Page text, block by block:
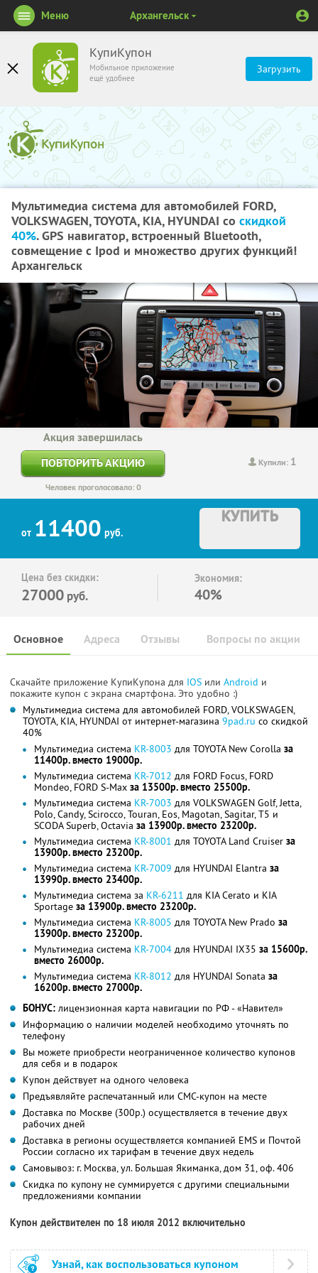
КупиКупон
Мобильное приложение
ещё удобнее
Загрузить
Меню Архангельск
Мультимедиа система для автомобилей FORD,
VOLKSWAGEN, TOYOTA, KIA, HYUNDAI со скидкой
40%. GPS навигатор, встроенный Bluetooth,
совмещение с Ipod и множество других функций!
Архангельск
Купили: 1
Акция завершилась
ПОВТОРИТЬ АКЦИЮ
Человек проголосовало: 0
от 11400 руб.
КУПИТЬ
Цена без скидки:
27000 руб.
Экономия:
40%
Основное Отзывы Вопросы по акции
Адреса
Скачайте приложение КупиКупона для IOS или Android и
покажите купон с экрана смартфона. Это удобно :)
Мультимедиа система для автомобилей FORD, VOLKSWAGEN,
TOYOTA, KIA, HYUNDAI от интернет-магазина 9pad.ru со скидкой
40%
Мультимедиа система KR-8003 для TOYOTA New Corolla за
11400р. вместо 19000р.
Мультимедиа система KR-7012 для FORD Focus, FORD
Mondeo, FORD S-Max за 13500р. вместо 25500р.
Мультимедиа система KR-7003 для VOLKSWAGEN Golf, Jetta,
Polo, Candy, Scirocco, Touran, Eos, Magotan, Sagitar, T5 и
SCODA Superb, Octavia за 13900р. вместо 23200р.
Мультимедиа система KR-8001 для TOYOTA Land Cruiser за
13900р. вместо 23200р.
Мультимедиа система KR-7009 для HYUNDAI Elantra за
13990р. вместо 23400р.
Мультимедиа система за KR-6211 для KIA Cerato и KIA
Sportage за 13900р. вместо 23200р.
Мультимедиа система KR-8005 для TOYOTA New Prado за
13900р. вместо 23200р.
Мультимедиа система KR-7004 для HYUNDAI IX35 за 15600р.
вместо 26000р.
Мультимедиа система KR-8012 для HYUNDAI Sonata за
16200р. вместо 27000р.
БОНУС: лицензионная карта навигации по РФ - «Навител»
Информацию о наличии моделей необходимо уточнять по
телефону
Вы можете приобрести неограниченное количество купонов
для себя и в подарок
Купон действует на одного человека
Предъявляйте распечатанный или СМС-купон на месте
Доставка по Москве (300р.) осуществляется в течение двух
рабочих дней
Доставка в регионы осуществляется компанией EMS и Почтой
России согласно их тарифам в течение двух недель
Самовывоз: г. Москва, ул. Большая Якиманка, дом 31, оф. 406
Скидка по купону не суммируется с другими специальными
предложениями компании
Купон действителен по 18 июля 2012 включительно
Узнай, как воспользоваться купоном